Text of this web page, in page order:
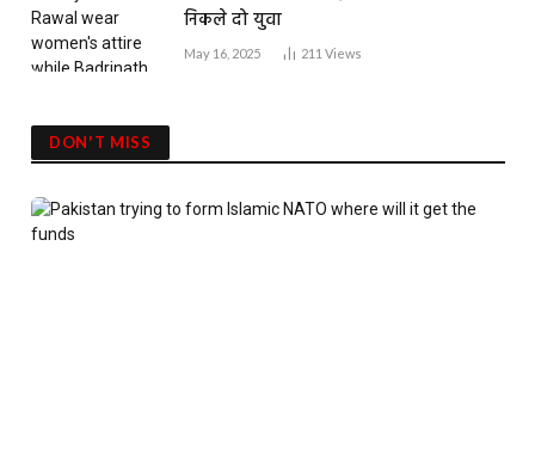
निकले दो युवा
May 16, 2025 211 Views
DON'T MISS